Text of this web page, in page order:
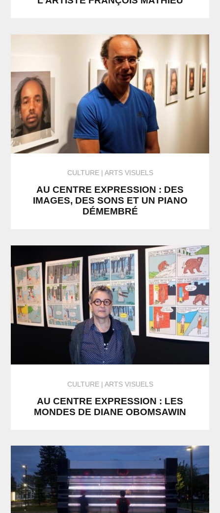
CULTURE ARTS VISUELS
AU CENTRE EXPRESSION : DES
IMAGES, DES SONS ET UN PIANO
DÉMEMBRÉ
CULTURE ARTS VISUELS
AU CENTRE EXPRESSION : LES
MONDES DE DIANE OBOMSAWIN